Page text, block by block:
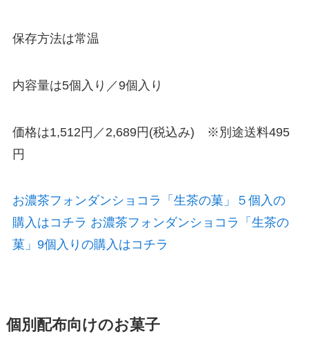
保存方法は常温
内容量は5個入り／9個入り
価格は1,512円／2,689円(税込み) ※別途送料495
円
お濃茶フォンダンショコラ「生茶の菓」５個入の
購入はコチラ お濃茶フォンダンショコラ「生茶の
菓」9個入りの購入はコチラ
個別配布向けのお菓子